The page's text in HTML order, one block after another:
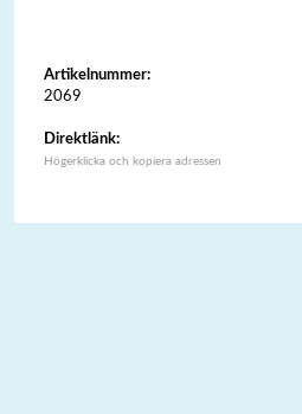
Artikelnummer:
2069
Direktlänk:
Högerklicka och kopiera adressen